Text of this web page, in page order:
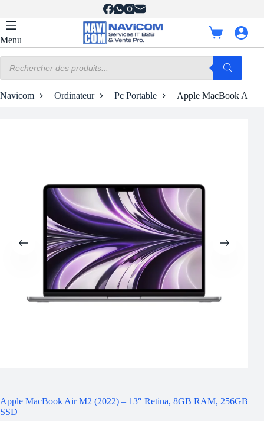
contenu
Menu
Panier
d’achat
produits
Navicom Ordinateur Pc Portable Apple MacBook Air
Apple MacBook Air M2 (2022) – 13″ Retina, 8GB RAM, 256GB
SSD